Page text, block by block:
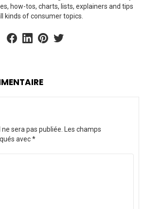
how-tos, charts, lists, explainers and tips
kinds of consumer topics.
sera pas publiée. Les champs
avec*